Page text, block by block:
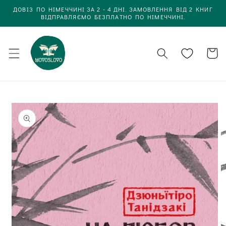
до
вмісту
ДОВІЗ ПО НІМЕЧЧИНІ ЗА 2 - 4 ДНІ. ЗАМОВЛЕННЯ ВІД 2 КНИГ
ВІДПРАВЛЯЄМО БЕЗПЛАТНО ПО НІМЕЧЧИНІ.
Кошик
інформації
про товар